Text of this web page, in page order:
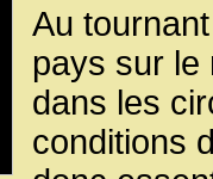
Au
pays sur le
dans les
conditions